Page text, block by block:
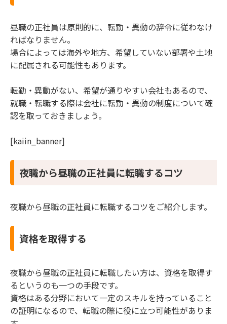
昼職の正社員は原則的に、転勤・異動の辞令に従わなけ
ればなりません。
場合によっては海外や地方、希望していない部署や土地
に配属される可能性もあります。
転勤・異動がない、希望が通りやすい会社もあるので、
就職・転職する際は会社に転勤・異動の制度について確
認を取っておきましょう。
[kaiin_banner]
夜職から昼職の正社員に転職するコツ
夜職から昼職の正社員に転職するコツをご紹介します。
資格を取得する
夜職から昼職の正社員に転職したい方は、資格を取得す
るというのも一つの手段です。
資格はある分野において一定のスキルを持っていること
の証明になるので、転職の際に役に立つ可能性がありま